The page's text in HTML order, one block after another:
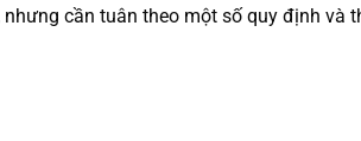
cần tuân theo một số quy định và